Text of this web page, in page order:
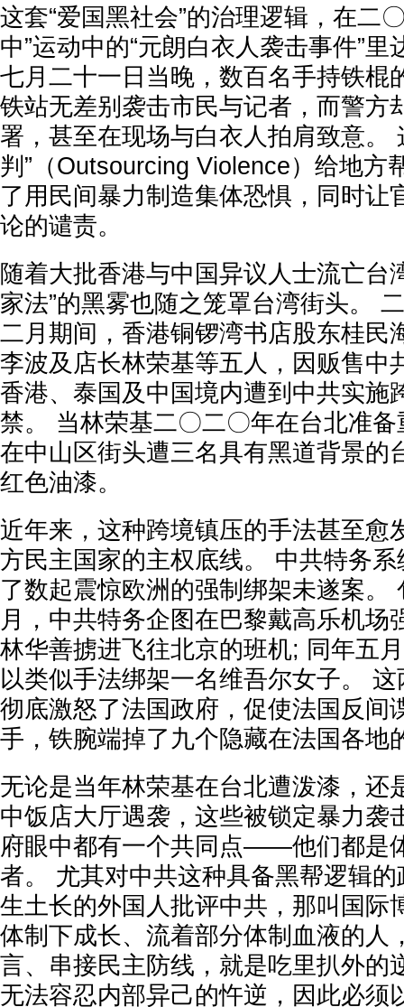
这套“爱国黑社会”的治理逻辑，在二
中”运动中的“元朗白衣人袭击事件”
七月二十一日当晚，数百名手持铁棍
铁站无差别袭击市民与记者，而警方
署，甚至在现场与白衣人拍肩致意。
判”（Outsourcing Violence）给地方
了用民间暴力制造集体恐惧，同时让
论的谴责。
随着大批香港与中国异议人士流亡台
家法”的黑雾也随之笼罩台湾街头。
二月期间，香港铜锣湾书店股东桂民
李波及店长林荣基等五人，因贩售中
香港、泰国及中国境内遭到中共实施
禁。 当林荣基二〇二〇年在台北准
在中山区街头遭三名具有黑道背景的
红色油漆。
近年来，这种跨境镇压的手法甚至愈
方民主国家的主权底线。 中共特务
了数起震惊欧洲的强制绑架未遂案。
月，中共特务企图在巴黎戴高乐机场
林华善掳进飞往北京的班机; 同年五
以类似手法绑架一名维吾尔女子。
彻底激怒了法国政府，促使法国反间
手，铁腕端掉了九个隐藏在法国各地
无论是当年林荣基在台北遭泼漆，还
中饭店大厅遇袭，这些被锁定暴力袭
府眼中都有一个共同点——他们都是
者。 尤其对中共这种具备黑帮逻辑
生土长的外国人批评中共，那叫国际
体制下成长、流着部分体制血液的人
言、串接民主防线，就是吃里扒外的
无法容忍内部异己的忤逆，因此必须